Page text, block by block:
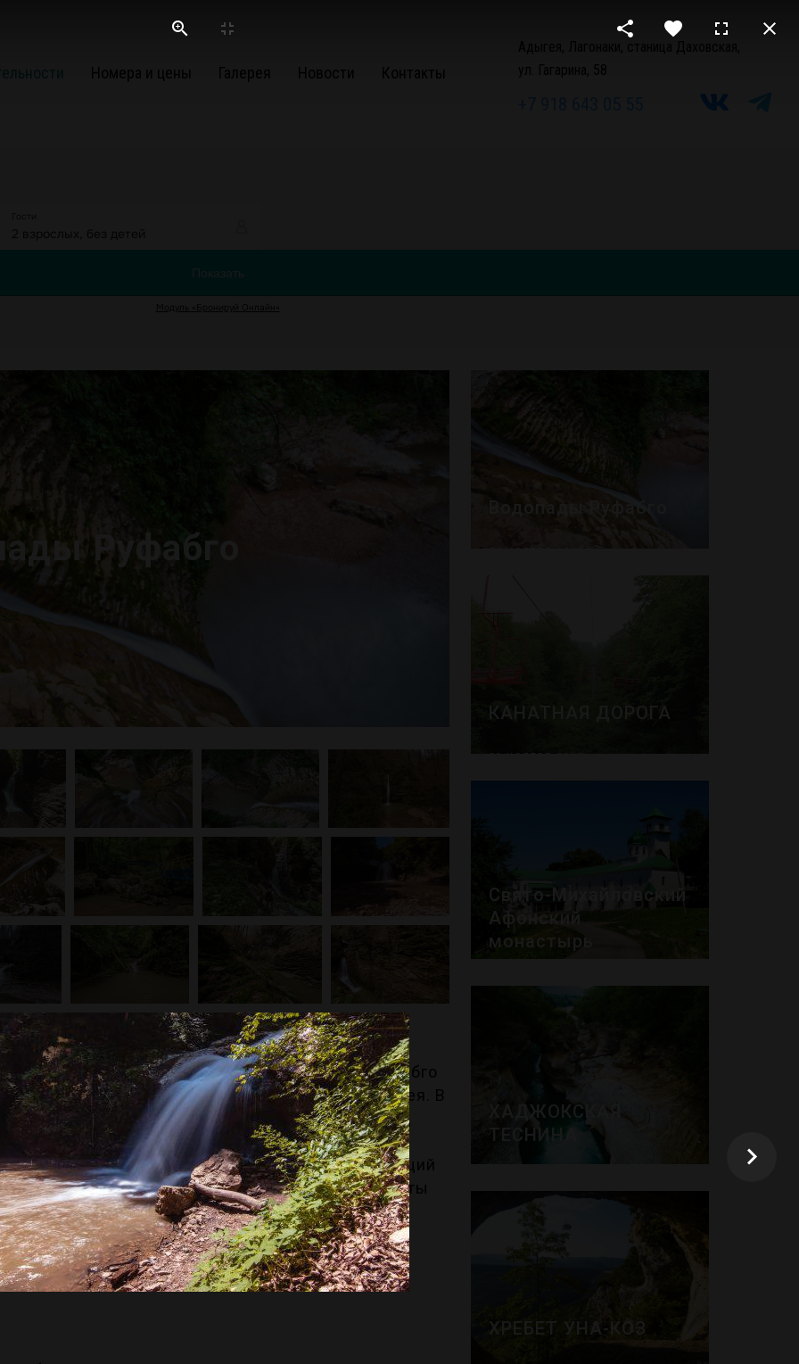
Номера и цены Галерея Новости Контакты
Руфабго
реки Белая, располагаются водопады Руфабго
достопримечательностей Республики Адыгея. В
Каменномостский, известный также под
пользуется участок реки Руфабго, протекающий
склонов, которые с увеличением высоты
расположен десяток водопадов, самыми
водопады, как Шнурок, Чаша любви, Сердце
Водопады Руфабго
КАНАТНАЯ ДОРОГА
Свято-Михайловский
Афонский
монастырь
28 НОЯБРЯ 2018
ХАДЖОКСКАЯ
ТЕСНИНА
ХРЕБЕТ УНА-КОЗ